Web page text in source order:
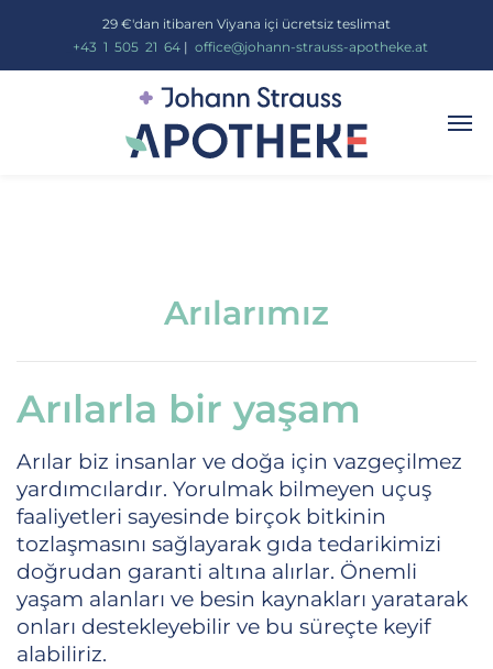
29 €'dan itibaren Viyana içi ücretsiz teslimat
+43 1 505_ 21 64| office@johann-strauss-apotheke.at
Arılarımız
Arılarla bir yaşam
Arılar biz insanlar ve doğa için vazgeçilmez
yardımcılardır. Yorulmak bilmeyen uçuş
faaliyetleri sayesinde birçok bitkinin
tozlaşmasını sağlayarak gıda tedarikimizi
doğrudan garanti altına alırlar. Önemli
yaşam alanları ve besin kaynakları yaratarak
onları destekleyebilir ve bu süreçte keyif
alabiliriz.